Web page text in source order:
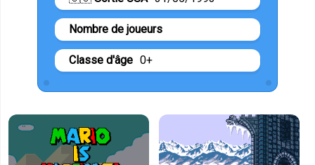
Nombre de joueurs
Classe d'âge 0+